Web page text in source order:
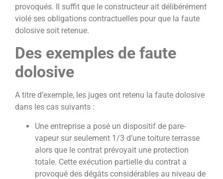
provoqués. Il suffit que le constructeur ait délibérément
violé ses obligations contractuelles pour que la faute
dolosive soit retenue.
Des exemples de faute
dolosive
A titre d’exemple, les juges ont retenu la faute dolosive
dans les cas suivants :
Une entreprise a posé un dispositif de pare-
vapeur sur seulement 1/3 d’une toiture terrasse
alors que le contrat prévoyait une protection
totale. Cette exécution partielle du contrat a
provoqué des dégâts considérables au niveau de